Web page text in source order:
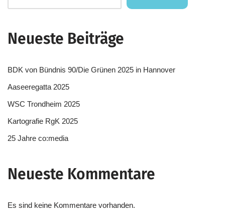
Neueste Beiträge
BDK von Bündnis 90/Die Grünen 2025 in Hannover
Aaseeregatta 2025
WSC Trondheim 2025
Kartografie RgK 2025
25 Jahre co:media
Neueste Kommentare
Es sind keine Kommentare vorhanden.